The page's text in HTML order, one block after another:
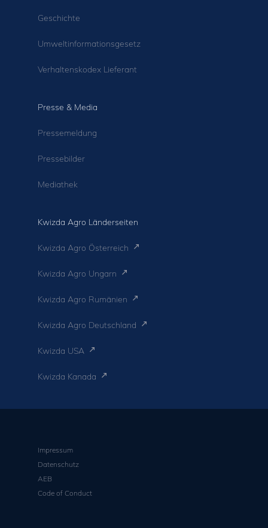
Geschichte
Umweltinformationsgesetz
Verhaltenskodex Lieferant
Presse & Media
Pressemeldung
Pressebilder
Mediathek
Kwizda Agro Länderseiten
Kwizda Agro Österreich
Kwizda Agro Ungarn
Kwizda Agro Rumänien
Kwizda Agro Deutschland
Kwizda USA
Kwizda Kanada
Impressum
Datenschutz
AEB
Code of Conduct